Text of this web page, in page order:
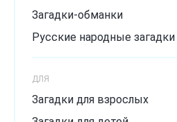
Загадки-обманки
Русские народные загадки
Сложные загадки
Смешные загадки
ДЛЯ
Загадки для взрослых